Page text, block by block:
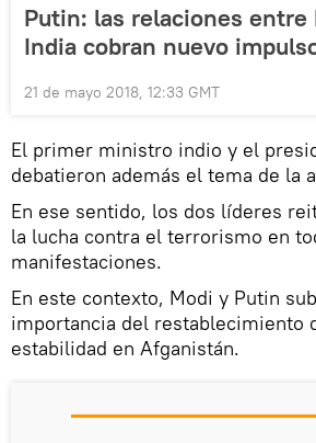
Putin: las relaciones entre
India cobran nuevo
21 de mayo 2018, 12:33 GMT
El primer ministro indio y el
debatieron además el tema de la
En ese sentido, los dos líderes
la lucha contra el terrorismo en
manifestaciones.
En este contexto, Modi y Putin
importancia del restablecimiento
estabilidad en Afganistán.